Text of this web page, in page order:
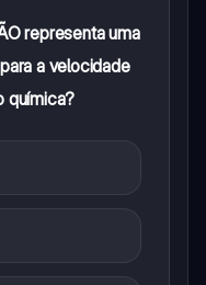
representa uma
a velocidade
química?